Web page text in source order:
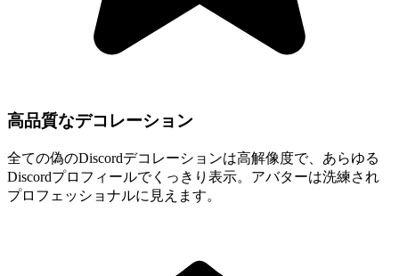
高品質なデコレーション
全ての偽のDiscordデコレーションは高解像度で、あらゆる
Discordプロフィールでくっきり表示。アバターは洗練され
プロフェッショナルに見えます。